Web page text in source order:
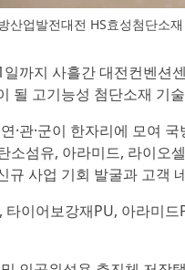
산업발전대전 HS효성첨단소
까지 사흘간 대전컨벤션
될 고기능성 첨단소재 기
연·관·군이 한자리에 모
섬유, 아라미드, 라이오
사업 기회 발굴과 고객
이어보강재PU, 아라미드